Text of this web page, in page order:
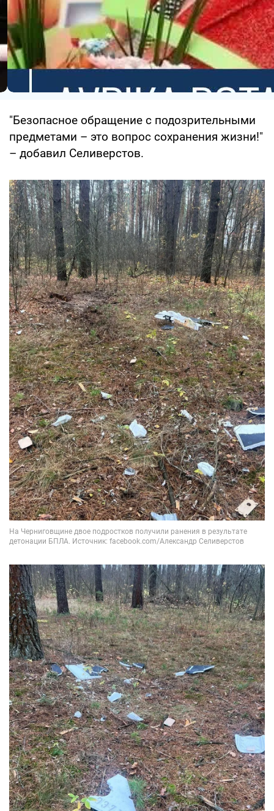
"Безопасное обращение с подозрительными
предметами – это вопрос сохранения жизни!"
– добавил Селиверстов.